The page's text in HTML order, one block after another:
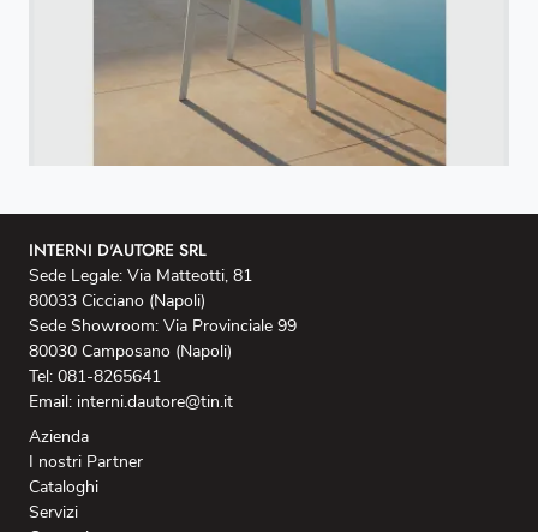
INTERNI D'AUTORE SRL
Sede Legale: Via Matteotti, 81
80033 Cicciano (Napoli)
Sede Showroom: Via Provinciale 99
80030 Camposano (Napoli)
Tel: 081-8265641
Email: interni.dautore@tin.it
Azienda
I nostri Partner
Cataloghi
Servizi